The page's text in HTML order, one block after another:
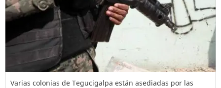
Varias colonias de Tegucigalpa están asediadas por las